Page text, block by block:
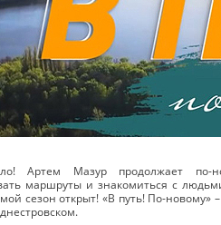
Артем Мазур продолжает по-
маршруты и знакомиться с
сезон открыт! «В путь! По-новому»